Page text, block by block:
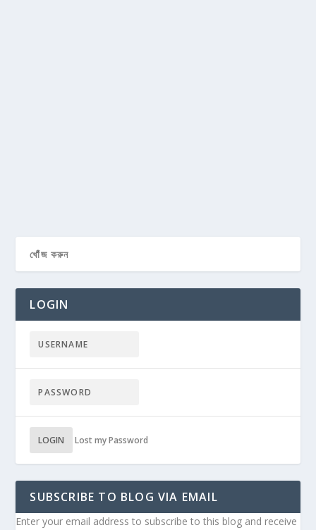
LOGIN
LOGIN Lost my Password
SUBSCRIBE TO BLOG VIA EMAIL
Enter your email address to subscribe to this blog and receive